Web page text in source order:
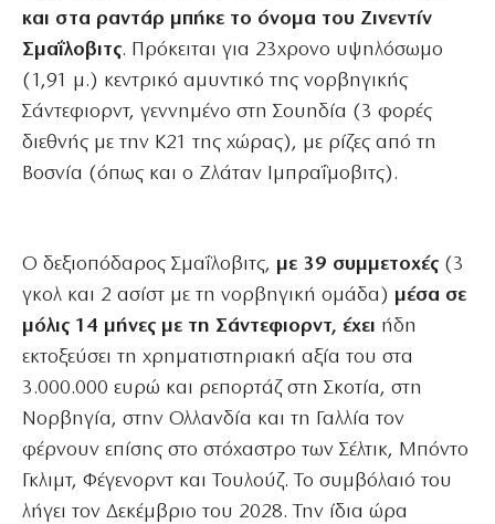
και στα ραντάρ μπήκε το όνομα του Ζινεντίν
Σμαΐλοβιτς. Πρόκειται για 23χρονο υψηλόσωμο
(1,91 μ.) κεντρικό αμυντικό της νορβηγικής
Σάντεφιορντ, γεννημένο στη Σουηδία (3 φορές
διεθνής με την Κ21 της χώρας), με ρίζες από τη
Βοσνία (όπως και ο Ζλάταν Ιμπραΐμοβιτς).
Ο δεξιοπόδαρος Σμαΐλοβιτς, με 39 συμμετοχές (3
γκολ και 2 ασίστ με τη νορβηγική ομάδα) μέσα σε
μόλις 14 μήνες με τη Σάντεφιορντ, έχει ήδη
εκτοξεύσει τη χρηματιστηριακή αξία του στα
3.000.000 ευρώ και ρεπορτάζ στη Σκοτία, στη
Νορβηγία, στην Ολλανδία και τη Γαλλία τον
φέρνουν επίσης στο στόχαστρο των Σέλτικ, Μπόντο
Γκλιμτ, Φέγενορντ και Τουλούζ. Το συμβόλαιό του
λήγει τον Δεκέμβριο του 2028. Την ίδια ώρα